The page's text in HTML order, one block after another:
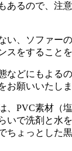
あるので、注
い、ソファー
スをすること
などにもよる
お願いいたしま
、PVC素材（
いで洗剤と水
ちょっとした